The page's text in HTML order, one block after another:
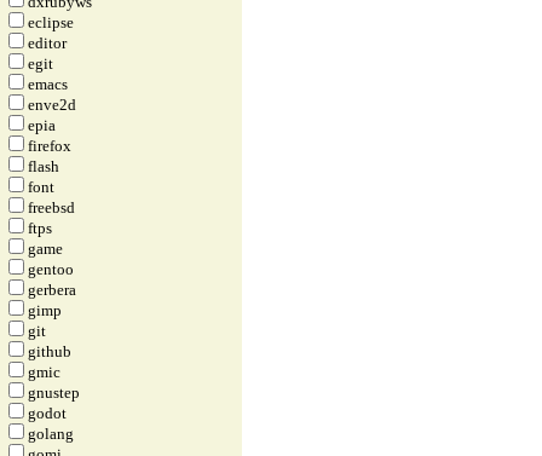
eclipse
editor
egit
emacs
enve2d
epia
firefox
flash
font
freebsd
ftps
game
gentoo
gerbera
gimp
git
github
gmic
gnustep
godot
golang